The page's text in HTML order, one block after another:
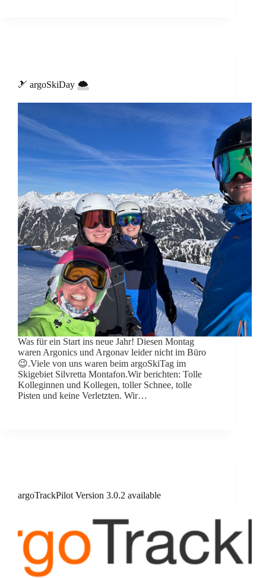
🎿 argoSkiDay 🌨️
Was für ein Start ins neue Jahr! Diesen Montag
waren Argonics und Argonav leider nicht im Büro
😉.Viele von uns waren beim argoSkiTag im
Skigebiet Silvretta Montafon.Wir berichten: Tolle
Kolleginnen und Kollegen, toller Schnee, tolle
Pisten und keine Verletzten. Wir…
argoTrackPilot Version 3.0.2 available